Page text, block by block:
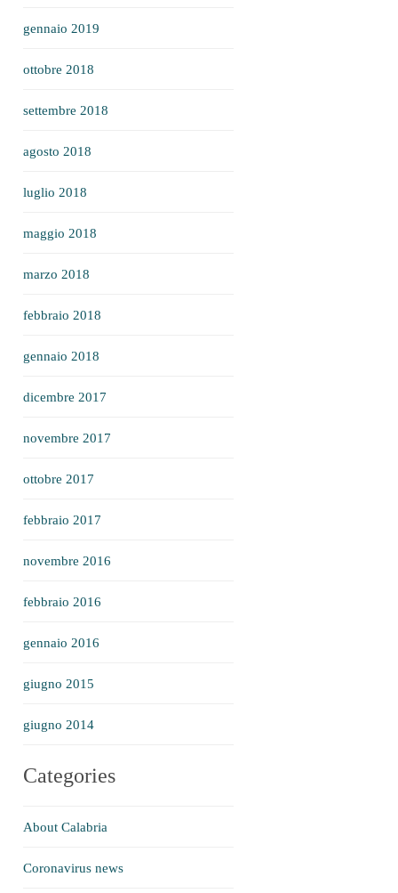
gennaio 2019
ottobre 2018
settembre 2018
agosto 2018
luglio 2018
maggio 2018
marzo 2018
febbraio 2018
gennaio 2018
dicembre 2017
novembre 2017
ottobre 2017
febbraio 2017
novembre 2016
febbraio 2016
gennaio 2016
giugno 2015
giugno 2014
Categories
About Calabria
Coronavirus news